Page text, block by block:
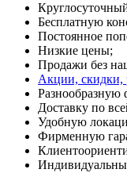
Бесплатную
Постоянное
Низкие цены;
Продажи без
Акции, скидки,
Разнообразную
Доставку по
Удобную
Фирменную